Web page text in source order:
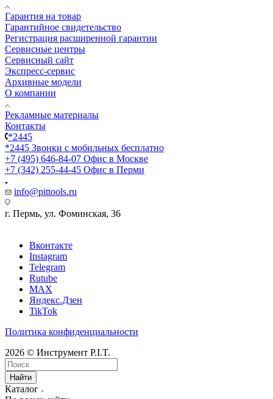
Гарантия на товар
Гарантийное свидетельство
Регистрация расширенной гарантии
Сервисные центры
Сервисный сайт
Экспресс-сервис
Архивные модели
О компании
Рекламные материалы
Контакты
*2445
*2445 Звонки с мобильных бесплатно
+7 (495) 646-84-07 Офис в Москве
+7 (342) 255-44-45 Офис в Перми
info@pittools.ru
г. Пермь, ул. Фоминская, 36
Вконтакте
Instagram
Telegram
Rutube
MAX
Яндекс.Дзен
TikTok
Политика конфиденциальности
2026 © Инструмент P.I.T.
Найти
Каталог